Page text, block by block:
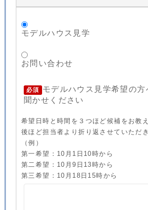
モデルハウス見学
お問い合わせ
必須
モデルハウス見学希望の
聞かせください
希望日時と時間を３つほど候補をお教
後ほど担当者より折り返させていただ
（例）
第一希望：10月1日10時から
第二希望：10月9日13時から
第三希望：10月18日15時から